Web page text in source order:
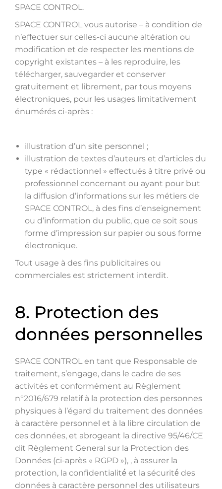
SPACE CONTROL.
SPACE CONTROL vous autorise – à condition de
n’effectuer sur celles-ci aucune altération ou
modification et de respecter les mentions de
copyright existantes – à les reproduire, les
télécharger, sauvegarder et conserver
gratuitement et librement, par tous moyens
électroniques, pour les usages limitativement
énumérés ci-après :
illustration d’un site personnel ;
illustration de textes d’auteurs et d’articles du
type « rédactionnel » effectués à titre privé ou
professionnel concernant ou ayant pour but
la diffusion d’informations sur les métiers de
SPACE CONTROL, à des fins d’enseignement
ou d’information du public, que ce soit sous
forme d’impression sur papier ou sous forme
électronique.
Tout usage à des fins publicitaires ou
commerciales est strictement interdit.
8. Protection des
données personnelles
SPACE CONTROL en tant que Responsable de
traitement, s’engage, dans le cadre de ses
activités et conformément au Règlement
n°2016/679 relatif à la protection des personnes
physiques à l’égard du traitement des données
à caractère personnel et à la libre circulation de
ces données, et abrogeant la directive 95/46/CE
dit Règlement General sur la Protection des
Données (ci-après « RGPD »), , à assurer la
protection, la confidentialité́ et la sécurité́ des
données à caractère personnel des utilisateurs